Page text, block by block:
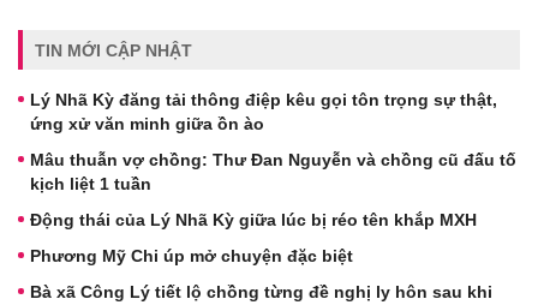
TIN MỚI CẬP NHẬT
Lý Nhã Kỳ đăng tải thông điệp kêu gọi tôn trọng sự thật,
ứng xử văn minh giữa ồn ào
Mâu thuẫn vợ chồng: Thư Đan Nguyễn và chồng cũ đấu tố
kịch liệt 1 tuần
Động thái của Lý Nhã Kỳ giữa lúc bị réo tên khắp MXH
Phương Mỹ Chi úp mở chuyện đặc biệt
Bà xã Công Lý tiết lộ chồng từng đề nghị ly hôn sau khi